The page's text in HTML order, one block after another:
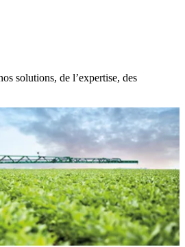
solutions, de l’expertise, des